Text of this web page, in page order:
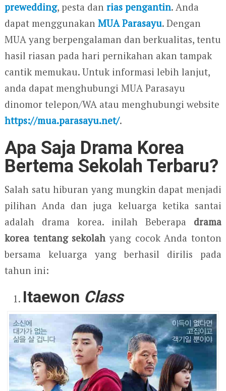
prewedding, pesta dan rias pengantin. Anda
dapat menggunakan MUA Parasayu. Dengan
MUA yang berpengalaman dan berkualitas, tentu
hasil riasan pada hari pernikahan akan tampak
cantik memukau. Untuk informasi lebih lanjut,
anda dapat menghubungi MUA Parasayu
dinomor telepon/WA atau menghubungi website
https://mua.parasayu.net/.
Apa Saja Drama Korea
Bertema Sekolah Terbaru?
Salah satu hiburan yang mungkin dapat menjadi
pilihan Anda dan juga keluarga ketika santai
adalah drama korea. inilah Beberapa drama
korea tentang sekolah yang cocok Anda tonton
bersama keluarga yang berhasil dirilis pada
tahun ini:
Itaewon Class